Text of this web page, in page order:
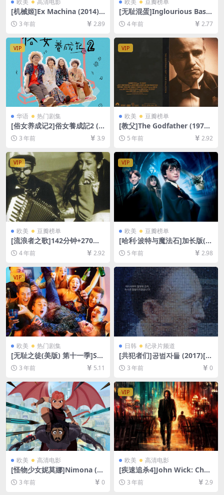
[机械姬]Ex Machina (2014)
[百度网盘+夸克网盘1080P超
清未删减资源][网盘在线播放/
3 年前 2.89
[无耻混蛋]Inglourious Baste
rds (2009)[百度网盘+迅雷云
盘资源1080P超清未删减][MP
4 年前 2.77
VIP
华语 热门剧集
[俗女养成记2]俗女養成記2 (2
021)[百度网盘+迅雷云盘+阿
里云盘资源1080P超清未删减]
[MP4/15GB][中文字幕]
3 年前 3.9
VIP
欧美 豆瓣榜单
[教父]The Godfather (1972)
[百度网盘+迅雷云盘资源1080
P超清未删减][MP4/11GB][中
英字幕]
5 年前 2.92
VIP
欧美 豆瓣榜单
[流浪者之歌]142分钟+270分
钟双版本 Дом за вешање
(1988)[百度网盘+迅雷云盘资
源1080P&DVD未删减][MP4/
8.7GB+2.8GB][中文字幕]
4 年前 2.92
VIP
欧美 豆瓣榜单
[哈利·波特与魔法石]加长版(2
001)[百度网盘+迅雷云盘资源
1080P超清未删减][MP4/10G
B][中英字幕]
5 年前 2.98
VIP
欧美 热门剧集
[无耻之徒(美版) 第十一季]Sh
ameless Season 11 (2020)
[百度网盘+夸克网盘1080P超
下载][MP4/34GB][中英字幕]
3 年前 5.11
日韩 纪录片频道
[共犯者们]공범자들 (2017)[百
度网盘+夸克网盘1080P超清
未删减资源][网盘在线播放/下
3 年前 0
欧美 高清电影
[怪物少女妮莫娜]Nimona (20
23)[百度网盘+迅雷云盘资源1
080P超清未删减][MP4/2GB]
3 年前 0
VIP
欧美 高清电影
[疾速追杀4]John Wick: Chap
ter 4 (2023)[百度网盘+迅雷
云盘资源1080P超清未删减]
3 年前 2.9